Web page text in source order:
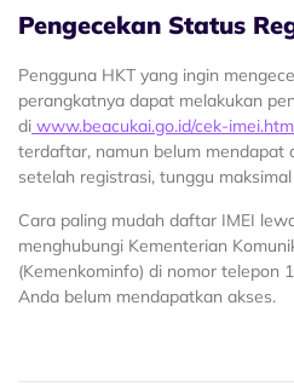
Pengecekan Status
Pengguna HKT yang ingin
perangkatnya dapat melakukan
di www.beacukai.go.id/cek-
terdaftar, namun belum mendapat
setelah registrasi, tunggu
Cara paling mudah daftar IMEI
menghubungi Kementerian
(Kemenkominfo) di nomor telepon
Anda belum mendapatkan akses.